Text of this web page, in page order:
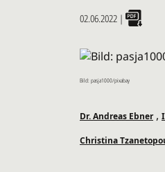
02.06.2022 |
Bild: pasja1000/pixabay
Dr. Andreas Ebner ,
Christina